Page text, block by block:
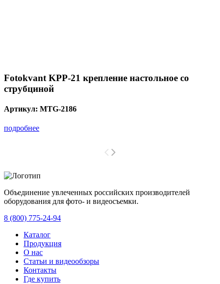
Fotokvant KPP-21 крепление настольное со
струбциной
Артикул: MTG-2186
подробнее
Объединение увлеченных российских производителей
оборудования для фото- и видеосъемки.
8 (800) 775-24-94
Каталог
Продукция
О нас
Статьи и видеообзоры
Контакты
Где купить